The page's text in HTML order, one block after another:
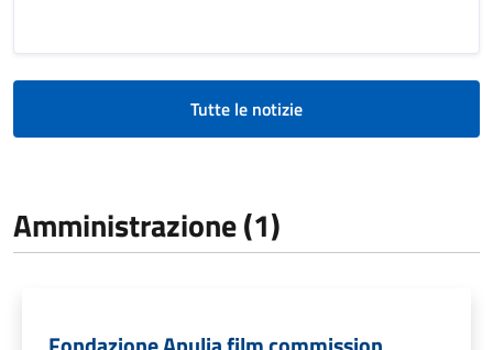
Tutte le notizie
Amministrazione (1)